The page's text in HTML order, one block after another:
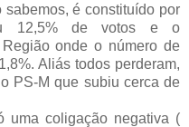
é constituído por
12,5% de votos e o
onde o número de
Aliás todos perderam,
PS-M que subiu cerca de
uma coligação negativa (